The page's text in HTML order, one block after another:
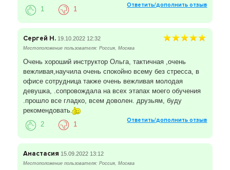
Ответить/дополнить отзыв
1 1
Сергей Н. 19.10.2022 12:32
Местоположение пользователя: Россия, Москва
Очень хороший инструктор Ольга, тактичная ,очень
вежливая,научила очень спокойно всему без стресса, в
офисе сотрудница также очень вежливая молодая
девушка, .сопровождала на всех этапах моего обучения
.прошло все гладко, всем доволен. друзьям, буду
рекомендовать.
Ответить/дополнить отзыв
2 1
Анастасия 15.09.2022 13:12
Местоположение пользователя: Россия, Москва